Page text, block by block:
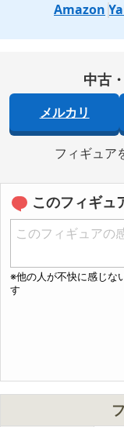
Amazon
中古
メルカリ
フィギュア
このフィギュ